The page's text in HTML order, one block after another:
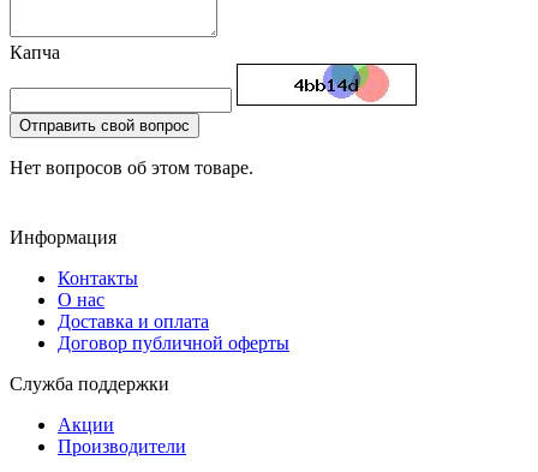
Капча
Отправить свой вопрос
Нет вопросов об этом товаре.
Информация
Контакты
О нас
Доставка и оплата
Договор публичной оферты
Служба поддержки
Акции
Производители